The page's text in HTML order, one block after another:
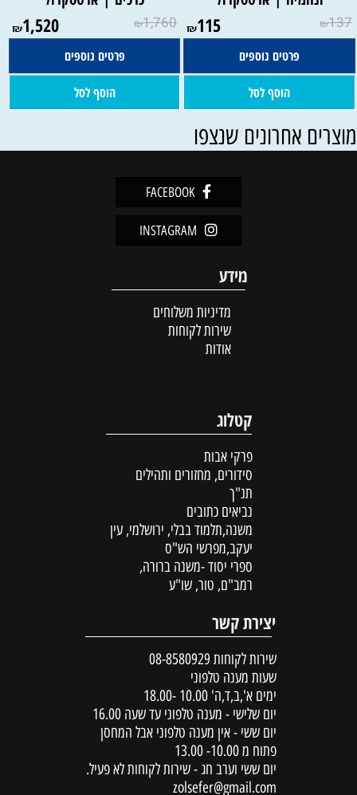
₪137
₪115
פרטים נוספים
הוסף לסל
₪1,760
₪1,520
פרטים נוספים
הוסף לסל
אחרונים שנצפו
FACEBOOK
INSTAGRAM
מידע
מדיניות משלוחים
שירות לקוחות
אודות
קטלוג
פרקי אבות
סידורים, מחזורים ותהילים
תנ"ך
נביאים כתובים
משנה,תלמוד בבלי, ירושלמי, עין
יעקב,מפרשי הש"ס
ספרי יסוד -משנה ברורה,
רמב"ם, טור, שו"ע
יצירת קשר
שירות לקוחות 08-8580929
שעות מענה טלפוני
ימים א',ב,ד,ה' 10.00 -18.00
יום שלישי - מענה טלפוני עד שעה 16.00
יום ששי - אין מענה טלפוני אבל המחסן
פתוח מ 10.00- 13.00
יום ששי וערב חג - שירות לקוחות לא פעיל.
zolsefer@gmail.com